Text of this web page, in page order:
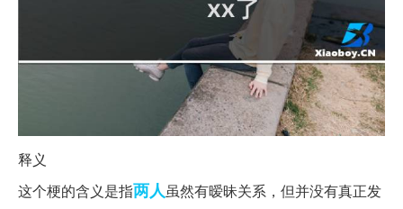
释义
这个梗的含义是指两人虽然有暧昧关系，但并没有真正发